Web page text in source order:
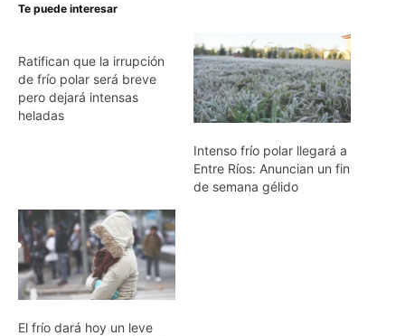
Te puede interesar
Ratifican que la irrupción
de frío polar será breve
pero dejará intensas
heladas
Intenso frío polar llegará a
Entre Ríos: Anuncian un fin
de semana gélido
El frío dará hoy un leve